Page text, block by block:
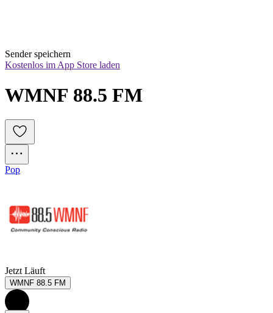
Sender speichern
Kostenlos im App Store laden
WMNF 88.5 FM
Pop
Jetzt Läuft
WMNF 88.5 FM